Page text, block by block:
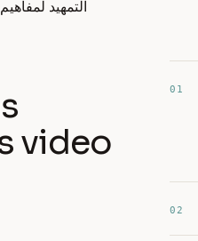
التمهيد
video
01
02